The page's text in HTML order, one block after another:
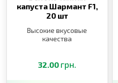
капуста Шармант F1,
20 шт
Высокие вкусовые
качества
32.00 грн.